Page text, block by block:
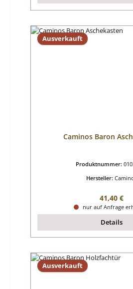
Ausverkauft
Caminos Baron
Produktnummer:
Hersteller:
Regulärer
41,40 €
nur auf Anfrage
Details
Ausverkauft